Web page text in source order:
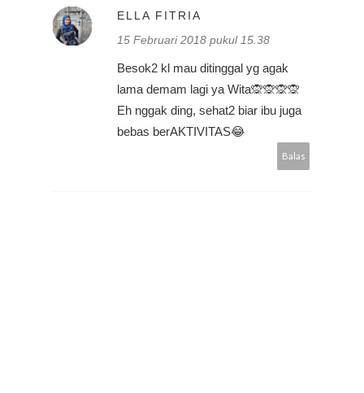
ELLA FITRIA
15 Februari 2018 pukul 15.38
Besok2 kl mau ditinggal yg agak
lama demam lagi ya Wita🙊🙊🙊🙊
Eh nggak ding, sehat2 biar ibu juga
bebas berAKTIVITAS😂
Balas